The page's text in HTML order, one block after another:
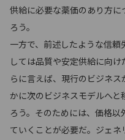
供給に必要な薬価のあり方
ろう。
一方で、前述したような信
しては品質や安定供給に向
らに言えば、現行のビジネ
かに次のビジネスモデルへ
ろう。そのためには、価格
ていくことが必要だ。ジェ